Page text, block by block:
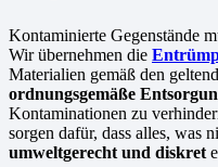
Kontaminierte Gegenstände
Wir übernehmen die
Materialien gemäß den
ordnungsgemäße
Kontaminationen zu
sorgen dafür, dass alles, was
umweltgerecht und diskret